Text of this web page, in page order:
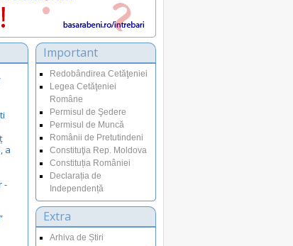
Important
Redobândirea Cetăţeniei
Legea Cetăţeniei
Române
Permisul de Şedere
Permisul de Muncă
Românii de Pretutindeni
Constituţia Rep. Moldova
Constituția României
Declarația de
Independență
Extra
Arhiva de Știri
a
-